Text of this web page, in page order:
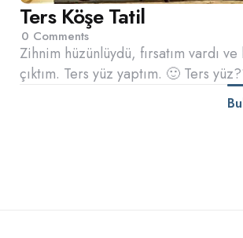
Ters Köşe Tatil
0 Comments
Zihnim hüzünlüydü, fırsatım vardı
çıktım. Ters yüz yaptım. 🙂 Ters